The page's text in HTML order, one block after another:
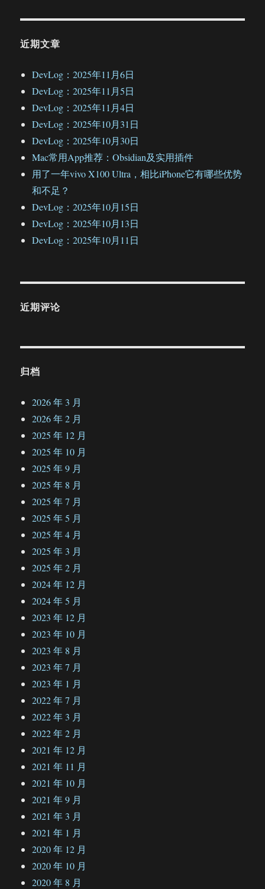
近期文章
DevLog：2025年11月6日
DevLog：2025年11月5日
DevLog：2025年11月4日
DevLog：2025年10月31日
DevLog：2025年10月30日
Mac常用App推荐：Obsidian及实用插件
用了一年vivo X100 Ultra，相比iPhone它有哪些优势
和不足？
DevLog：2025年10月15日
DevLog：2025年10月13日
DevLog：2025年10月11日
近期评论
归档
2026 年 3 月
2026 年 2 月
2025 年 12 月
2025 年 10 月
2025 年 9 月
2025 年 8 月
2025 年 7 月
2025 年 5 月
2025 年 4 月
2025 年 3 月
2025 年 2 月
2024 年 12 月
2024 年 5 月
2023 年 12 月
2023 年 10 月
2023 年 8 月
2023 年 7 月
2023 年 1 月
2022 年 7 月
2022 年 3 月
2022 年 2 月
2021 年 12 月
2021 年 11 月
2021 年 10 月
2021 年 9 月
2021 年 3 月
2021 年 1 月
2020 年 12 月
2020 年 10 月
2020 年 8 月